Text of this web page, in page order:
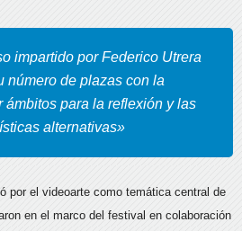
impartido por Federico Utrera
número de plazas con la
ámbitos para la reflexión y las
alternativas»
por el videoarte como temática central de
en el marco del festival en colaboración